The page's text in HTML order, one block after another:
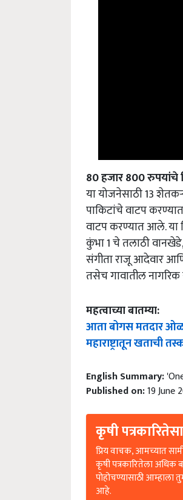
80 हजार 800 रुपयांचे
या योजनेसाठी 13
पाकिटांचे वाटप
वाटप करण्यात आले. या
कुंभा 1 चे तलाठी
संगीता राजू आदेवार
तसेच गावातील नागरिक
महत्वाच्या बातम्या:
आता बोगस मतदार
महाराष्ट्रातून खताची
English Summary:
Published on:19 June
कृषी
प्रिय वाचक, आमच्यात
कृषी पत्रकारितेला
पोहोचण्यासाठी
आहे.